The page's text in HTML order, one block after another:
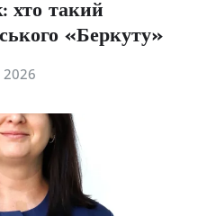
хто такий
«Беркуту»
2026